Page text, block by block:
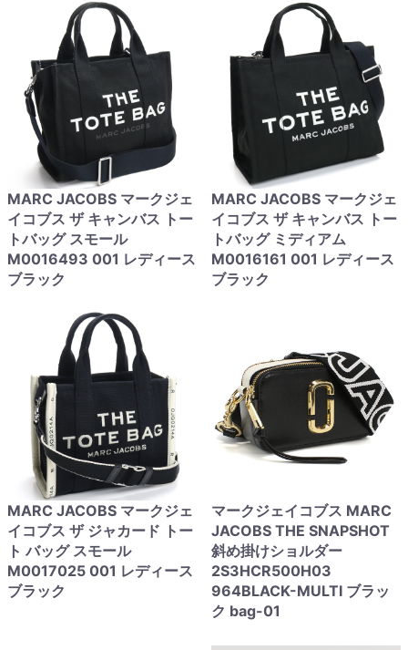
MARC JACOBS マークジェ
イコブス ザ キャンバス トー
トバッグ スモール
M0016493 001 レディース
ブラック
MARC JACOBS マークジェ
イコブス ザ キャンバス トー
トバッグ ミディアム
M0016161 001 レディース
ブラック
MARC JACOBS マークジェ
イコブス ザ ジャカード トー
ト バッグ スモール
M0017025 001 レディース
ブラック
マークジェイコブス MARC
JACOBS THE SNAPSHOT
斜め掛けショルダー
2S3HCR500H03
964BLACK-MULTI ブラッ
ク bag-01